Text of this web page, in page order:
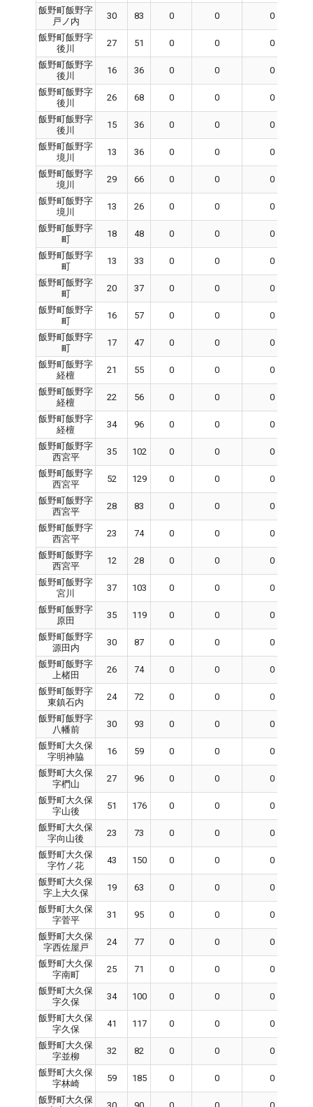
飯野町飯野字
戸ノ内
30 83 0 0 0
飯野町飯野字
後川
27 51 0 0 0
飯野町飯野字
後川
16 36 0 0 0
飯野町飯野字
後川
26 68 0 0 0
飯野町飯野字
後川
15 36 0 0 0
飯野町飯野字
境川
13 36 0 0 0
飯野町飯野字
境川
29 66 0 0 0
飯野町飯野字
境川
13 26 0 0 0
飯野町飯野字
町
18 48 0 0 0
飯野町飯野字
町
13 33 0 0 0
飯野町飯野字
町
20 37 0 0 0
飯野町飯野字
町
16 57 0 0 0
飯野町飯野字
町
17 47 0 0 0
飯野町飯野字
経檀
21 55 0 0 0
飯野町飯野字
経檀
22 56 0 0 0
飯野町飯野字
経檀
34 96 0 0 0
飯野町飯野字
西宮平
35 102 0 0 0
飯野町飯野字
西宮平
52 129 0 0 0
飯野町飯野字
西宮平
28 83 0 0 0
飯野町飯野字
西宮平
23 74 0 0 0
飯野町飯野字
西宮平
12 28 0 0 0
飯野町飯野字
宮川
37 103 0 0 0
飯野町飯野字
原田
35 119 0 0 0
飯野町飯野字
源田内
30 87 0 0 0
飯野町飯野字
上楮田
26 74 0 0 0
飯野町飯野字
東鎮石内
24 72 0 0 0
飯野町飯野字
八幡前
30 93 0 0 0
飯野町大久保
字明神脇
16 59 0 0 0
飯野町大久保
字椚山
27 96 0 0 0
飯野町大久保
字山後
51 176 0 0 0
飯野町大久保
字向山後
23 73 0 0 0
飯野町大久保
字竹ノ花
43 150 0 0 0
飯野町大久保
字上大久保
19 63 0 0 0
飯野町大久保
字菅平
31 95 0 0 0
飯野町大久保
字西佐屋戸
24 77 0 0 0
飯野町大久保
字南町
25 71 0 0 0
飯野町大久保
字久保
34 100 0 0 0
飯野町大久保
字久保
41 117 0 0 0
飯野町大久保
字並柳
32 82 0 0 0
飯野町大久保
字林崎
59 185 0 0 0
飯野町大久保
30 90 0 0 0